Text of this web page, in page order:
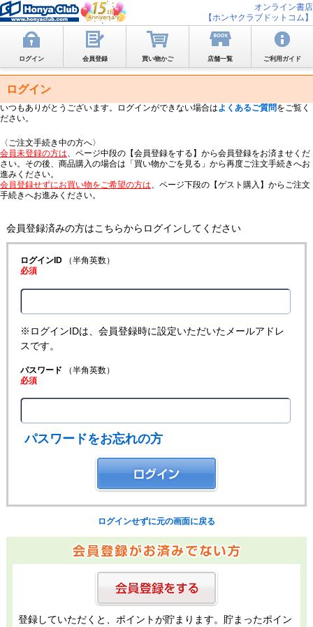
オンライン書店
【ホンヤクラブドットコム】
ログイン 会員登録 買い物かご 店舗一覧 ご利用ガイド
ログイン
いつもありがとうございます。ログインができない場合はよくあるご質問をご覧く
ださい。
〈ご注文手続き中の方へ〉
会員未登録の方は、ページ中段の【会員登録をする】から会員登録をお済ませくだ
さい。その後、商品購入の場合は「買い物かごを見る」から再度ご注文手続きへお
進みください。
会員登録せずにお買い物をご希望の方は、ページ下段の【ゲスト購入】からご注文
手続きへお進みください。
会員登録済みの方はこちらからログインしてください
ログインID（半角英数）
必須
※ログインIDは、会員登録時に設定いただいたメールアドレ
スです。
パスワード （半角英数）
必須
パスワードをお忘れの方
ログインせずに元の画面に戻る
登録していただくと、ポイントが貯まります。貯まったポイン